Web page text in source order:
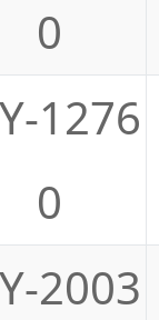
0
1276
0
2003